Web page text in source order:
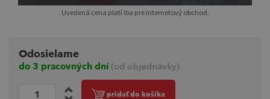
Uvedená cena platí iba pre internetový obchod.
Odosielame
do 3 pracovných dní (od objednávky)
pridať do košíka